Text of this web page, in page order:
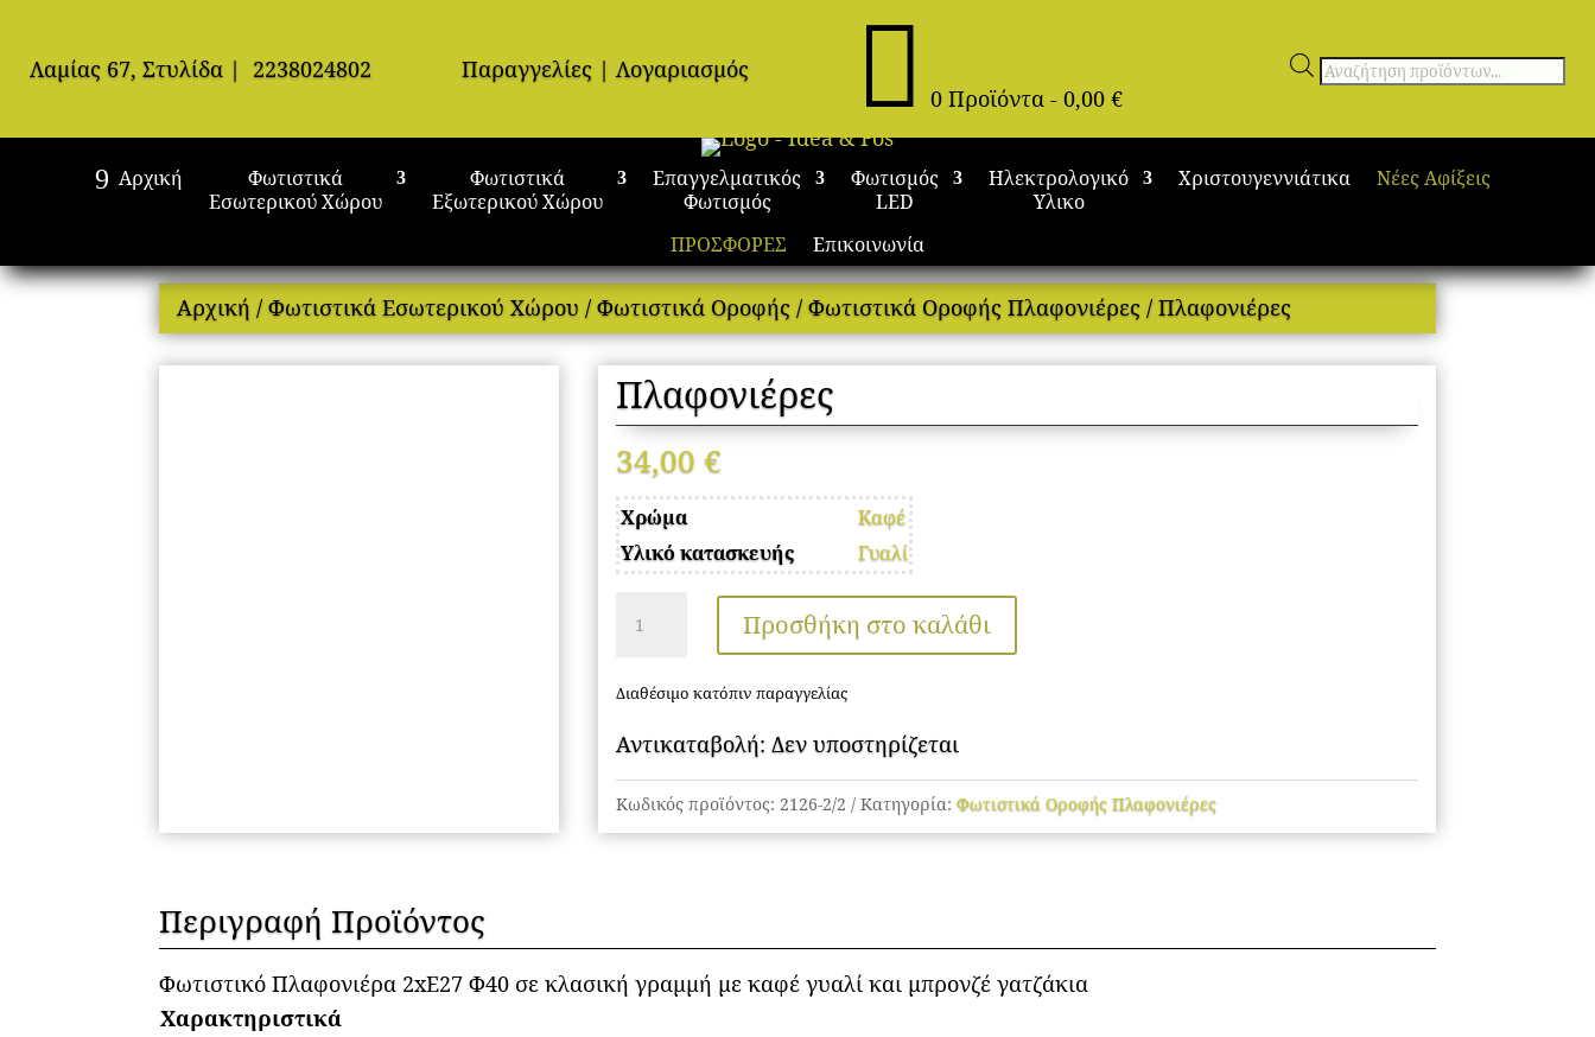
Λαμίας 67, Στυλίδα | 2238024802 Παραγγελίες |Λογαριασμός  0 Προϊόντα - 0,00€
Αναζήτηση
Αρχική
Φωτιστικά
Εσωτερικού Χώρου
Φωτιστικά
Εξωτερικού Χώρου
Επαγγελματικός
Φωτισμός
Φωτισμός
LED
Ηλεκτρολογικό
Υλικο
Χριστουγεννιάτικα Νέες Αφίξεις
ΠΡΟΣΦΟΡΕΣ Επικοινωνία
Αρχική /Φωτιστικά Εσωτερικού Χώρου /Φωτιστικά Οροφής /Φωτιστικά Οροφής Πλαφονιέρες / Πλαφονιέρες
Πλαφονιέρες
34,00 €
Χρώμα
Καφέ
Υλικό κατασκευής
Γυαλί
Πλαφονιέρες
ποσότητα
Προσθήκη στο καλάθι
Διαθέσιμο κατόπιν παραγγελίας
Αντικαταβολή: Δεν υποστηρίζεται
Κωδικός προϊόντος: 2126-2/2 Κατηγορία: Φωτιστικά Οροφής Πλαφονιέρες
Περιγραφή Προϊόντος
Φωτιστικό Πλαφονιέρα 2xΕ27 Φ40 σε κλασική γραμμή με καφέ γυαλί και μπρονζέ γατζάκια
Χαρακτηριστικά